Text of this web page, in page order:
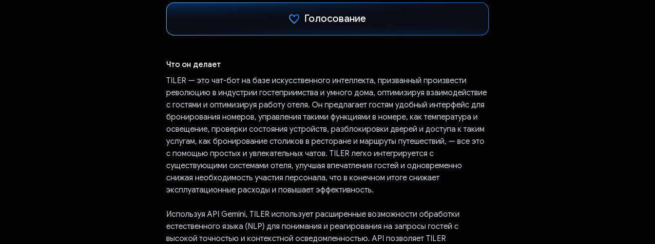
Голосование
Что он делает
TILER — это чат-бот на базе искусственного интеллекта, призванный произвести
революцию в индустрии гостеприимства и умного дома, оптимизируя взаимодействие
с гостями и оптимизируя работу отеля. Он предлагает гостям удобный интерфейс для
бронирования номеров, управления такими функциями в номере, как температура и
освещение, проверки состояния устройств, разблокировки дверей и доступа к таким
услугам, как бронирование столиков в ресторане и маршруты путешествий, — все это
с помощью простых и увлекательных чатов. TILER легко интегрируется с
существующими системами отеля, улучшая впечатления гостей и одновременно
снижая необходимость участия персонала, что в конечном итоге снижает
эксплуатационные расходы и повышает эффективность.
Используя API Gemini, TILER использует расширенные возможности обработки
естественного языка (NLP) для понимания и реагирования на запросы гостей с
высокой точностью и контекстной осведомленностью. API позволяет TILER